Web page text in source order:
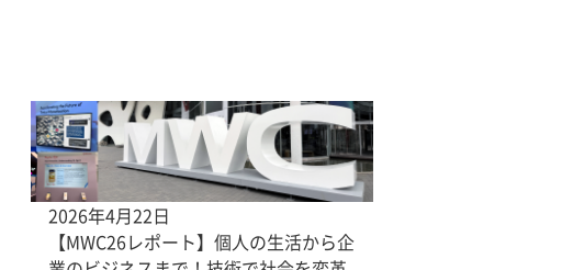
2026年4月22日
【MWC26レポート】個人の生活から企